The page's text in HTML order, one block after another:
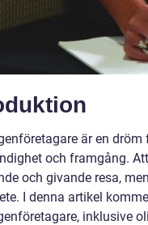
är en
och framgång.
och givande resa,
I denna artikel
inklusive